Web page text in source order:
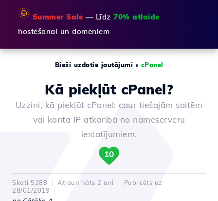
🌞 Summer Sale — Līdz 70% atlaide
hostēšanai un domēniem
Bieži uzdotie jautājumi • cPanel
Kā piekļūt cPanel?
Uzzini, kā piekļūt cPanel: caur tiešajām saitēm
vai konta IP atkarībā no nameserveru
iestatījumiem.
10
Skati 5288 Atjaunināts 2 ani
Publicēts uz
28/01/2019